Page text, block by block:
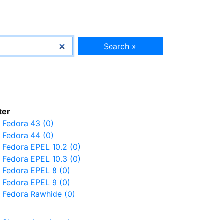
Search »
Fedora 43 (0)
Fedora 44 (0)
Fedora EPEL 10.2 (0)
Fedora EPEL 10.3 (0)
Fedora EPEL 8 (0)
Fedora EPEL 9 (0)
Fedora Rawhide (0)